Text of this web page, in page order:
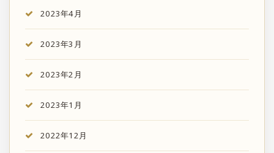
2023年4月
2023年3月
2023年2月
2023年1月
2022年12月